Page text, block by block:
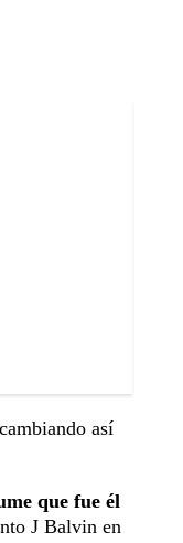
cambiando así
que fue él
J Balvin en